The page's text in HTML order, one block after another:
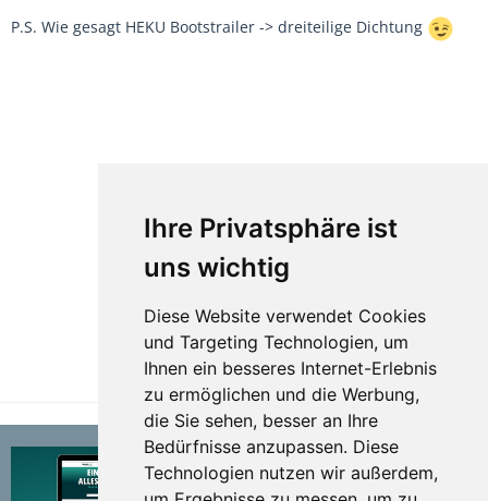
Ihre Privatsphäre ist
uns wichtig
Diese Website verwendet Cookies
und Targeting Technologien, um
Ihnen ein besseres Internet-Erlebnis
zu ermöglichen und die Werbung,
die Sie sehen, besser an Ihre
Bedürfnisse anzupassen. Diese
Technologien nutzen wir außerdem,
P.S. Wie gesagt HEKU Bootstrailer -> dreiteilige Dichtung